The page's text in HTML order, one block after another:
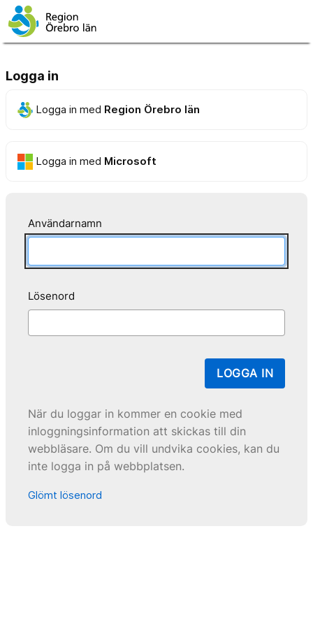
Logga in
Logga in med Region Örebro län
Logga in med Microsoft
Användarnamn
Lösenord
LOGGA IN
När du loggar in kommer en cookie med
inloggningsinformation att skickas till din
webbläsare. Om du vill undvika cookies, kan du
inte logga in på webbplatsen.
Glömt lösenord